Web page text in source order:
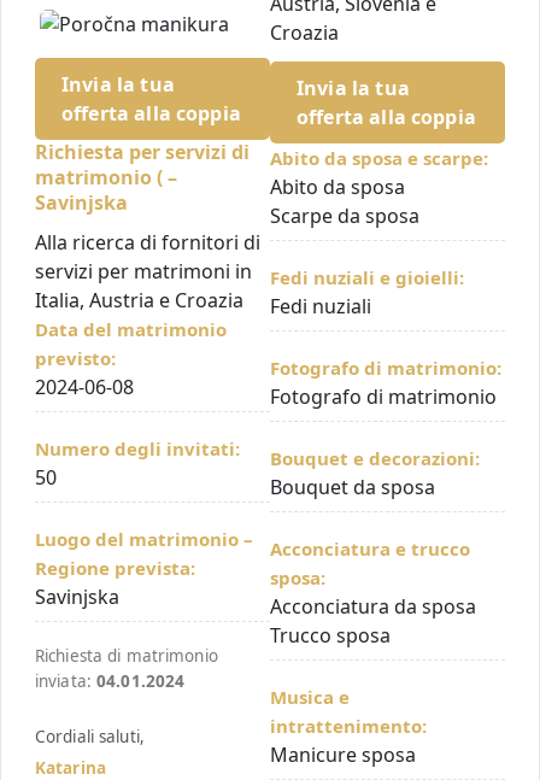
Invia la tua
offerta alla coppia
Richiesta per servizi di
matrimonio ( –
Savinjska
Alla ricerca di fornitori di
servizi per matrimoni in
Italia, Austria e Croazia
Data del matrimonio
previsto:
2024-06-08
Numero degli invitati:
50
Luogo del matrimonio –
Regione prevista:
Savinjska
Richiesta di matrimonio
inviata:04.01.2024
Cordiali saluti,
Katarina
Croazia
Invia la tua
offerta alla coppia
Abito da sposa e scarpe:
Abito da sposa
Scarpe da sposa
Fedi nuziali e gioielli:
Fedi nuziali
Fotografo di matrimonio:
Fotografo di matrimonio
Bouquet e decorazioni:
Bouquet da sposa
Acconciatura e trucco
sposa:
Acconciatura da sposa
Trucco sposa
Musica e
intrattenimento:
Manicure sposa